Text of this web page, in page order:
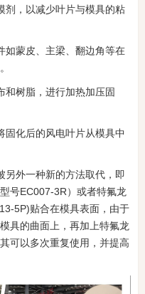
剂，以减少叶片与模具的粘
如蒙皮、主梁、翻边角等在
和树脂，进行加热加压固
固化后的风电叶片从模具中
另外一种新的方法取代，即
号EC007-3R）或者特氟龙
5P)贴合在模具表面，由于
具的曲面上，再加上特氟龙
可以多次重复使用，并提高